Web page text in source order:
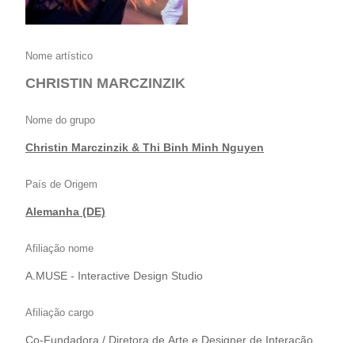
Nome artístico
CHRISTIN MARCZINZIK
Nome do grupo
Christin Marczinzik & Thi Binh Minh Nguyen
País de Origem
Alemanha (DE)
Afiliação nome
A.MUSE - Interactive Design Studio
Afiliação cargo
Co-Fundadora / Diretora de Arte e Designer de Interação